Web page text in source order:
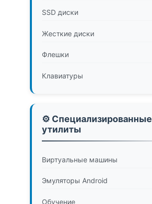
SSD диски
Жесткие диски
Флешки
Клавиатуры
⚙️ Специализированные
утилиты
Виртуальные машины
Эмуляторы Android
Обучение